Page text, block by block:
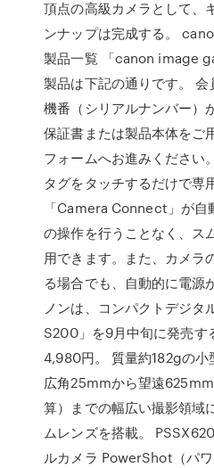
頂点の高級カメラとして、
ンナップは完成する。
製品一覧 「canon image
製品は下記の通りです。
機番（シリアルナンバー）
保証書または製品本体をご
フォームへお進みください
タグをタッチするだけで専
「Camera Connect」が自
の操作を行うことなく、ス
用できます。また、カメラ
る場合でも、自動的に電源
ノンは、コンパクトデジ
S200」を9月中旬に発売す
4,980円。 質量約182gの小
広角25mmから望遠
算）までの幅広い撮影領域
ムレンズを搭載。
ルカメラ PowerShot（パ